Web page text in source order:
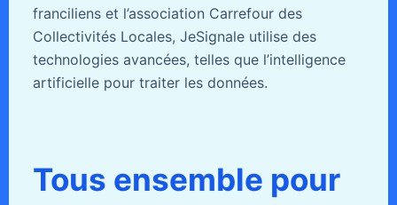
franciliens et l’association Carrefour des
Collectivités Locales, JeSignale utilise des
technologies avancées, telles que l’intelligence
artificielle pour traiter les données.
Tous ensemble pour